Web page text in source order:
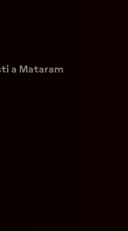
a Mataram